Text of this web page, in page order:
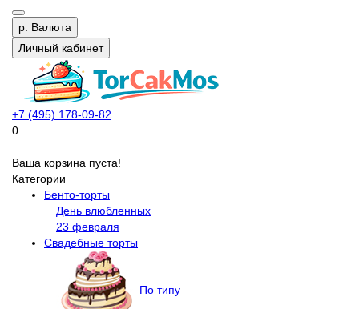
р. Валюта
Личный кабинет
+7 (495) 178-09-82
0
Ваша корзина пуста!
Категории
Бенто-торты
День влюбленных
23 февраля
Свадебные торты
По типу